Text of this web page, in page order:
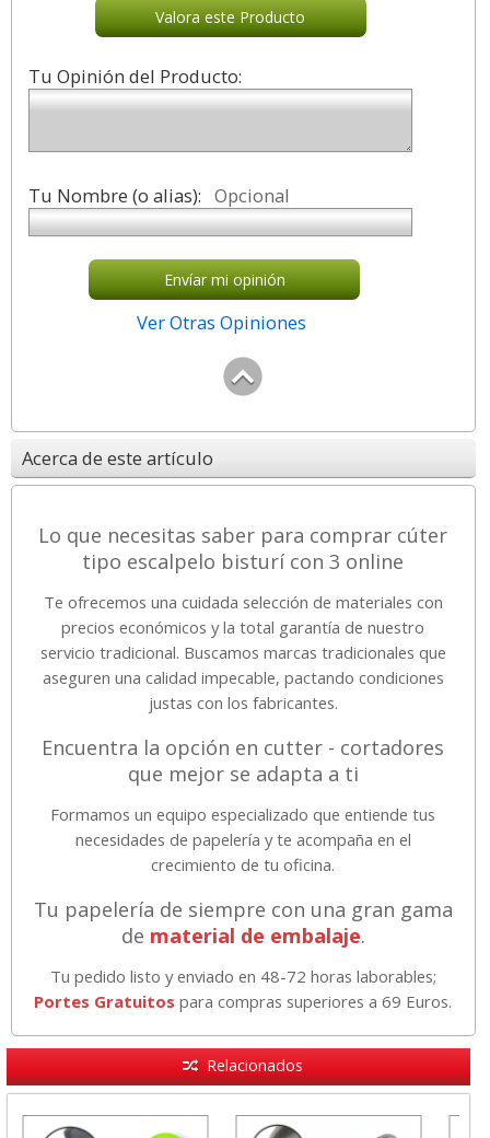
Valora este Producto
Tu Opinión del Producto:
Tu Nombre (o alias): Opcional
Envíar mi opinión
Ver Otras Opiniones
Acerca de este artículo
Lo que necesitas saber para comprar cúter
tipo escalpelo bisturí con 3 online
Te ofrecemos una cuidada selección de materiales con
precios económicos y la total garantía de nuestro
servicio tradicional. Buscamos marcas tradicionales que
aseguren una calidad impecable, pactando condiciones
justas con los fabricantes.
Encuentra la opción en cutter - cortadores
que mejor se adapta a ti
Formamos un equipo especializado que entiende tus
necesidades de papelería y te acompaña en el
crecimiento de tu oficina.
Tu papelería de siempre con una gran gama
de material de embalaje.
Tu pedido listo y enviado en 48-72 horas laborables;
Portes Gratuitos para compras superiores a 69 Euros.
Relacionados